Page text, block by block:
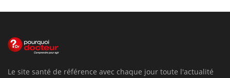
Le site santé de référence avec chaque jour toute l'actualité